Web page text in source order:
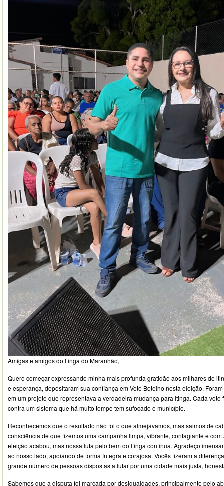
Amigas e amigos do Itinga do Maranhão,
Quero começar expressando minha mais profunda gratidão aos milhares de
e esperança, depositaram sua confiança em Vete Botelho nesta eleição.
em um projeto que representava a verdadeira mudança para Itinga. Cada
contra um sistema que há muito tempo tem sufocado o município.
Reconhecemos que o resultado não foi o que almejávamos, mas saimos de
consciência de que fizemos uma campanha limpa, vibrante, contagiante e
eleição acabou, mas nossa luta pelo bem do Itinga continua. Agradeço
ao nosso lado, apoiando de forma íntegra e corajosa. Vocês fizeram a
grande número de pessoas dispostas a lutar por uma cidade mais justa,
Sabemos que a disputa foi marcada por desigualdades, principalmente pelo